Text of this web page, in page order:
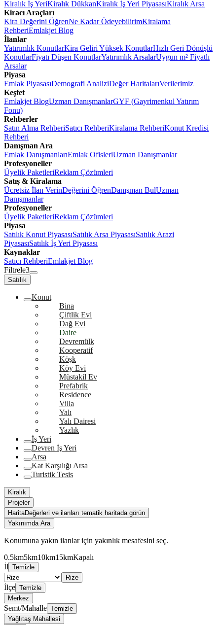
Kiralık İş YeriKiralık DükkanKiralık İş Yeri PiyasasıKiralık Arsa
Kiracı Araçları
Kira Değerini ÖğrenNe Kadar ÖdeyebilirimKiralama
RehberiEmlakjet Blog
İlanlar
Yatırımlık KonutlarKira Geliri Yüksek KonutlarHızlı Geri Dönüşlü
KonutlarFiyatı Düşen KonutlarYatırımlık ArsalarUygun m² Fiyatlı
Arsalar
Piyasa
Emlak PiyasasıDemografi AnaliziDeğer HaritalarıVerilerimiz
Keşfet
Emlakjet BlogUzman DanışmanlarGYF (Gayrimenkul Yatırım
Fonu)
Rehberler
Satın Alma RehberiSatıcı RehberiKiralama RehberiKonut Kredisi
Rehberi
Danışman Ara
Emlak DanışmanlarıEmlak OfisleriUzman Danışmanlar
Profesyoneller
Üyelik PaketleriReklam Çözümleri
Satış & Kiralama
Ücretsiz İlan VerinDeğerini ÖğrenDanışman BulUzman
Danışmanlar
Profesyoneller
Üyelik PaketleriReklam Çözümleri
Piyasa
Satılık Konut PiyasasıSatılık Arsa PiyasasıSatılık Arazi
PiyasasıSatılık İş Yeri Piyasası
Kaynaklar
Satıcı RehberiEmlakjet Blog
Filtrele3
Satılık
Konut
Bina
Çiftlik Evi
Dağ Evi
Daire
Devremülk
Kooperatif
Köşk
Köy Evi
Müstakil Ev
Prefabrik
Residence
Villa
Yalı
Yalı Dairesi
Yazlık
İş Yeri
Devren İş Yeri
Arsa
Kat Karşılığı Arsa
Turistik Tesis
Kiralık
Projeler
HaritaDeğerleri ve ilanları tematik haritada görün
Yakınımda Ara
Konumuna yakın ilanlar için yakınlık mesafesini seç.
0.5km5km10km15kmKapalı
İl Temizle
Rize
İlçe Temizle
Merkez
Semt/Mahalle Temizle
Yağlıtaş Mahallesi